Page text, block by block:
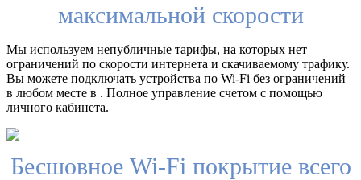
максимальной скорости
Мы используем непубличные тарифы, на которых нет
ограничений по скорости интернета и скачиваемому трафику.
Вы можете подключать устройства по Wi-Fi без ограничений
в любом месте в . Полное управление счетом с помощью
личного кабинета.
Бесшовное Wi-Fi покрытие всего